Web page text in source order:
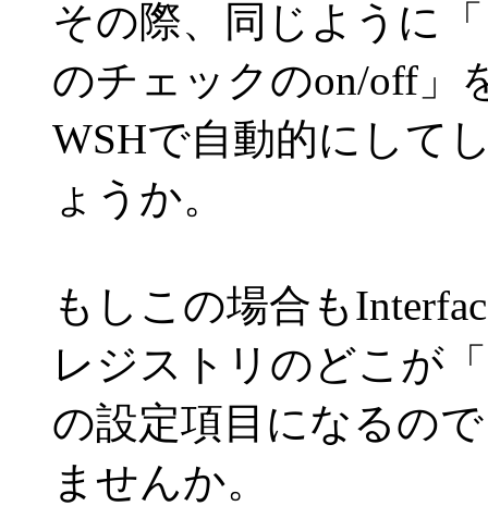
その際、同じように
のチェックのon/off」
WSHで自動的にして
ょうか。
もしこの場合も
レジストリのどこが
の設定項目になるの
ませんか。